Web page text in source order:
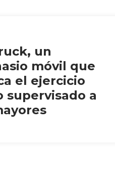
un
móvil que
el ejercicio
supervisado a